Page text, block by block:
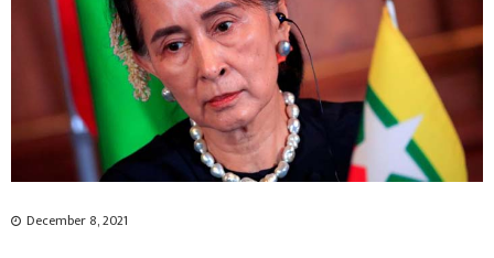
December 8, 2021